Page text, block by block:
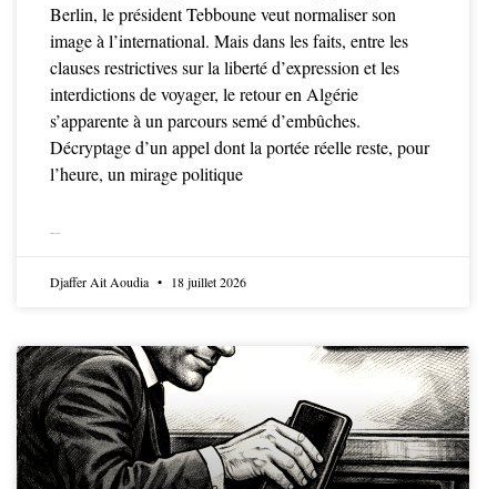
Berlin, le président Tebboune veut normaliser son
image à l’international. Mais dans les faits, entre les
clauses restrictives sur la liberté d’expression et les
interdictions de voyager, le retour en Algérie
s’apparente à un parcours semé d’embûches.
Décryptage d’un appel dont la portée réelle reste, pour
l’heure, un mirage politique
Djaffer Ait Aoudia 18 juillet 2026